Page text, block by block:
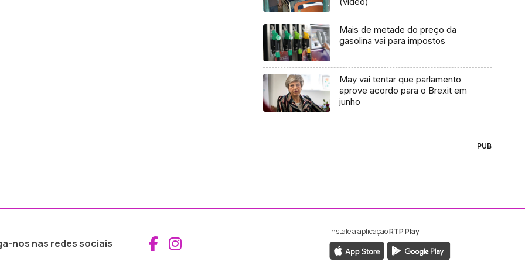
Mais de metade do preço da
gasolina vai para impostos
May vai tentar que parlamento
aprove acordo para o Brexit em
junho
PUB
nos nas redes sociais Aceder ao Facebook da RTP Madeira
Aceder ao Instagram da RTP Madeira
Instale a aplicaçãoRTP Play